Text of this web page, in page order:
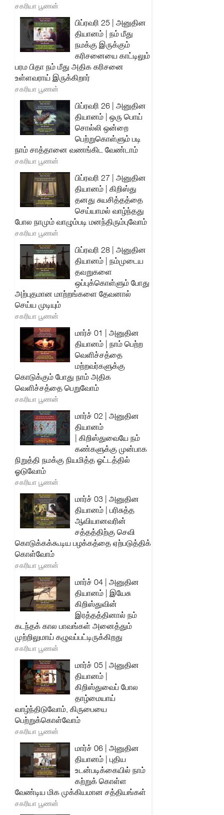
சகரியா பூணன்
பிப்ரவரி 25 | அனுதின
தியானம் | நம் மீது
நமக்கு இருக்கும்
கரிசனையை காட்டிலும்
பரம பிதா நம் மீது அதிக கரிசனை
உள்ளவராய் இருக்கிறார்
சகரியா பூணன்
பிப்ரவரி 26 | அனுதின
தியானம் | ஒரு பொய்
சொல்லி ஒன்றை
பெற்றுகொள்ளும் படி
நாம் சாத்தானை வணங்கிட வேண்டாம்
சகரியா பூணன்
பிப்ரவரி 27 | அனுதின
தியானம் | கிறிஸ்து
தனது சுயசித்தத்தை
செய்யாமல் வாழ்ந்தது
போல நாமும் வாழும்படி மனந்திரும்புவோம்
சகரியா பூணன்
பிப்ரவரி 28 | அனுதின
தியானம் | நம்முடைய
தவறுகளை
ஒப்புக்கொள்ளும் போது
அற்புதமான மாற்றங்களை தேவனால்
செய்ய முடியும்
சகரியா பூணன்
மார்ச் 01 | அனுதின
தியானம் | நாம் பெற்ற
வெளிச்சத்தை
மற்றவர்களுக்கு
கொடுக்கும் போது நாம் அதிக
வெளிச்சத்தை பெறுவோம்
சகரியா பூணன்
மார்ச் 02 | அனுதின
தியானம்
| கிறிஸ்துவையே நம்
கண்களுக்கு முன்பாக
நிறுத்தி நமக்கு நியமித்த ஓட்டத்தில்
ஓடுவோம்
சகரியா பூணன்
மார்ச் 03 | அனுதின
தியானம் | பரிசுத்த
ஆவியானவரின்
சத்தத்திற்கு செவி
கொடுக்கக்கூடிய பழக்கத்தை ஏற்படுத்திக்
கொள்வோம்
சகரியா பூணன்
மார்ச் 04 | அனுதின
தியானம் | இயேசு
கிறிஸ்துவின்
இரத்தத்தினால் நம்
கடந்தக் கால பாவங்கள் அனைத்தும்
முற்றிலுமாய் கழுவப்பட்டிருக்கிறது
சகரியா பூணன்
மார்ச் 05 | அனுதின
தியானம் |
கிறிஸ்துவைப் போல
தாழ்மையாய்
வாழ்ந்திடுவோம், கிருபையை
பெற்றுக்கொள்வோம்
சகரியா பூணன்
மார்ச் 06 | அனுதின
தியானம் | புதிய
உடன்படிக்கையில் நாம்
கற்றுக் கொள்ள
வேண்டிய மிக முக்கியமான சத்தியங்கள்
சகரியா பூணன்